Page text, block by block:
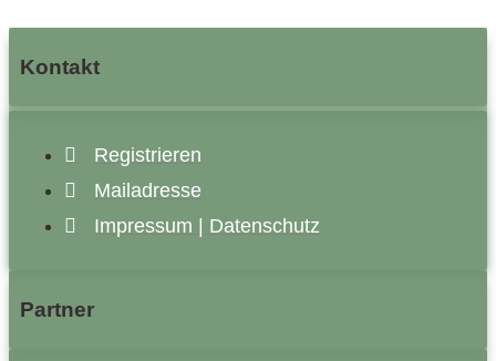
Kontakt
Registrieren
Mailadresse
Impressum | Datenschutz
Partner